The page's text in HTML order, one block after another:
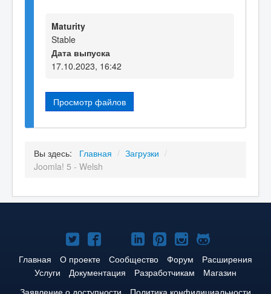
Maturity
Stable
Дата выпуска
17.10.2023, 16:42
Просмотр файлов
Вы здесь: Главная / Загрузки /
Joomla! 5 - Welsh
Joomla!
в
Твиттере
Joomla!
в
Facebook
Joomla!
в
YouTube
Joomla!
в
LinkedIn
Joomla!
в
Pinterest
Joomla!
в
Instagram
Joomla!
на
GitHub
Главная О проекте Сообщество Форум
Расширения
Услуги
Документация Разработчикам
Магазин
Заявление о доступности
Политика конфидициальности